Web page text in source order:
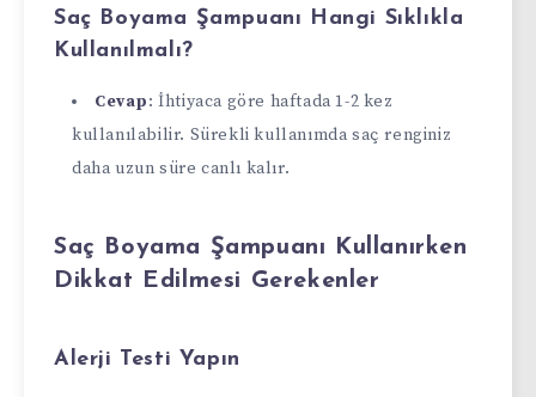
Saç Boyama Şampuanı Hangi Sıklıkla
Kullanılmalı?
Cevap: İhtiyaca göre haftada 1-2 kez
kullanılabilir. Sürekli kullanımda saç renginiz
daha uzun süre canlı kalır.
Saç Boyama Şampuanı Kullanırken
Dikkat Edilmesi Gerekenler
Alerji Testi Yapın